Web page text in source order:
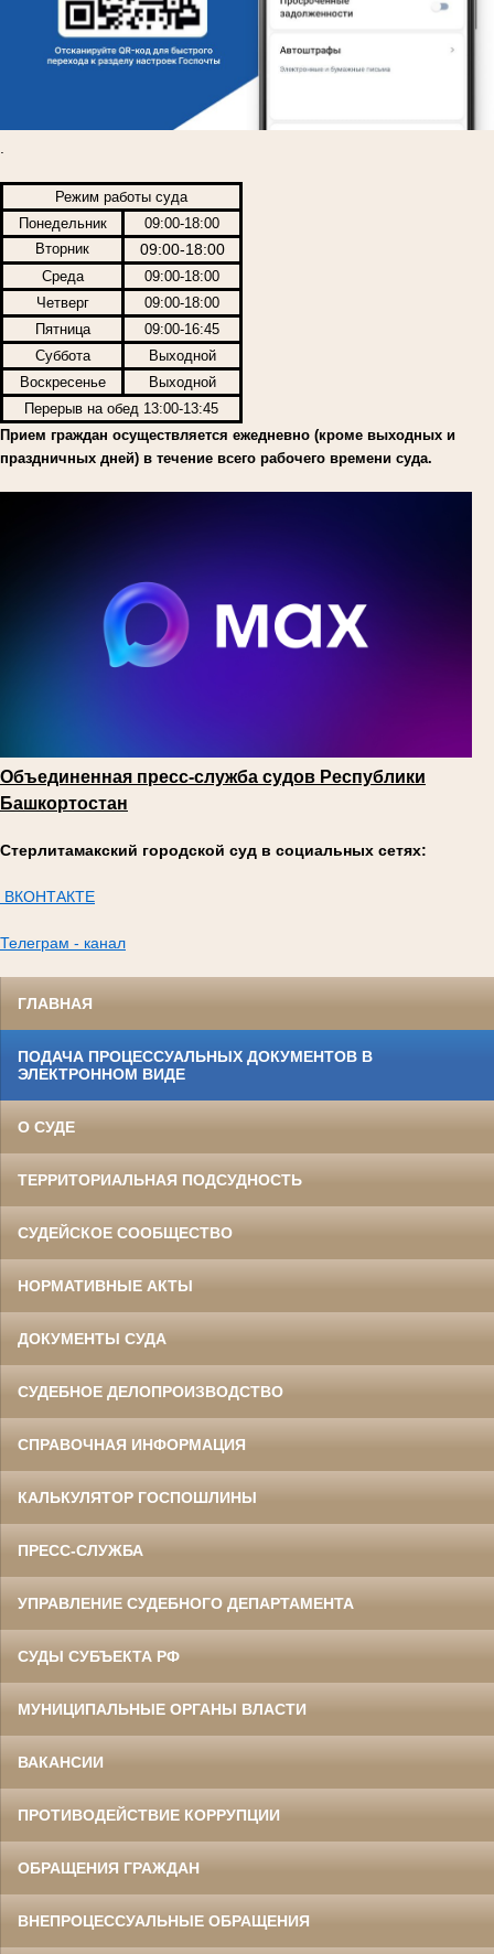
Режим работы суда
Понедельник
09:00-18:00
Вторник
09:00-18:00
Среда
09:00-18:00
Четверг
09:00-18:00
Пятница
09:00-16:45
Суббота
Выходной
Воскресенье
Выходной
Перерыв на обед 13:00-13:45
Прием граждан осуществляется ежедневно (кроме выходных и
праздничных дней) в течение всего рабочего времени суда.
Объединенная пресс-служба судов Республики
Башкортостан
Стерлитамакский городской суд в социальных сетях:
ВКОНТАКТЕ
Телеграм - канал
ГЛАВНАЯ
ПОДАЧА ПРОЦЕССУАЛЬНЫХ ДОКУМЕНТОВ В
ЭЛЕКТРОННОМ ВИДЕ
О СУДЕ
ТЕРРИТОРИАЛЬНАЯ ПОДСУДНОСТЬ
СУДЕЙСКОЕ СООБЩЕСТВО
НОРМАТИВНЫЕ АКТЫ
ДОКУМЕНТЫ СУДА
СУДЕБНОЕ ДЕЛОПРОИЗВОДСТВО
СПРАВОЧНАЯ ИНФОРМАЦИЯ
КАЛЬКУЛЯТОР ГОСПОШЛИНЫ
ПРЕСС-СЛУЖБА
УПРАВЛЕНИЕ СУДЕБНОГО ДЕПАРТАМЕНТА
СУДЫ СУБЪЕКТА РФ
МУНИЦИПАЛЬНЫЕ ОРГАНЫ ВЛАСТИ
ВАКАНСИИ
ПРОТИВОДЕЙСТВИЕ КОРРУПЦИИ
ОБРАЩЕНИЯ ГРАЖДАН
ВНЕПРОЦЕССУАЛЬНЫЕ ОБРАЩЕНИЯ